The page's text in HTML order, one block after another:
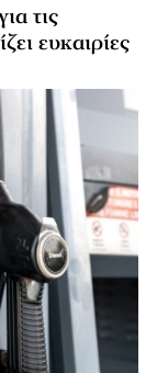
τις
ευκαιρίες